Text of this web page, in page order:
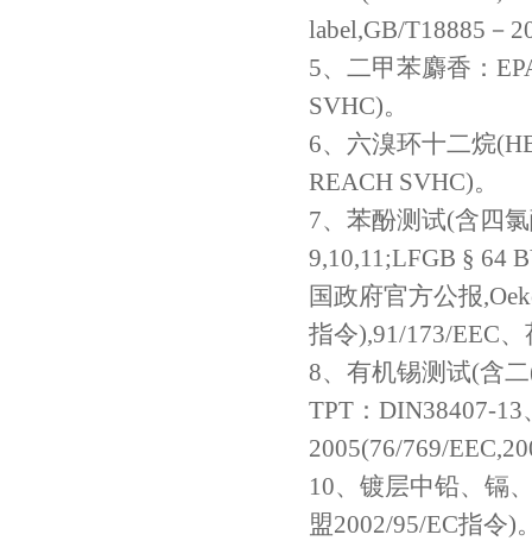
label,GB/T18885－
5、二甲苯麝香：
SVHC)。
6、六溴环十二烷
REACH SVHC)。
7、苯酚测试(含四
9,10,11;LFGB § 64
国政府官方公报
指令),91/173/EEC
8、有机锡测试(含
TPT：DIN38407-13
2005(76/769/
10、镀层中铅、镉
盟2002/95/EC指令)